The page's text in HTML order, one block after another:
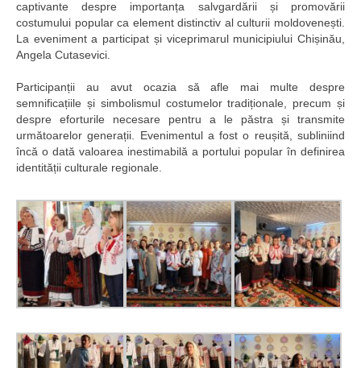
captivante despre importanța salvgardării și promovării
costumului popular ca element distinctiv al culturii moldovenești.
La eveniment a participat și viceprimarul municipiului Chișinău,
Angela Cutasevici.
Participanții au avut ocazia să afle mai multe despre
semnificațiile și simbolismul costumelor tradiționale, precum și
despre eforturile necesare pentru a le păstra și transmite
următoarelor generații. Evenimentul a fost o reușită, subliniind
încă o dată valoarea inestimabilă a portului popular în definirea
identității culturale regionale.